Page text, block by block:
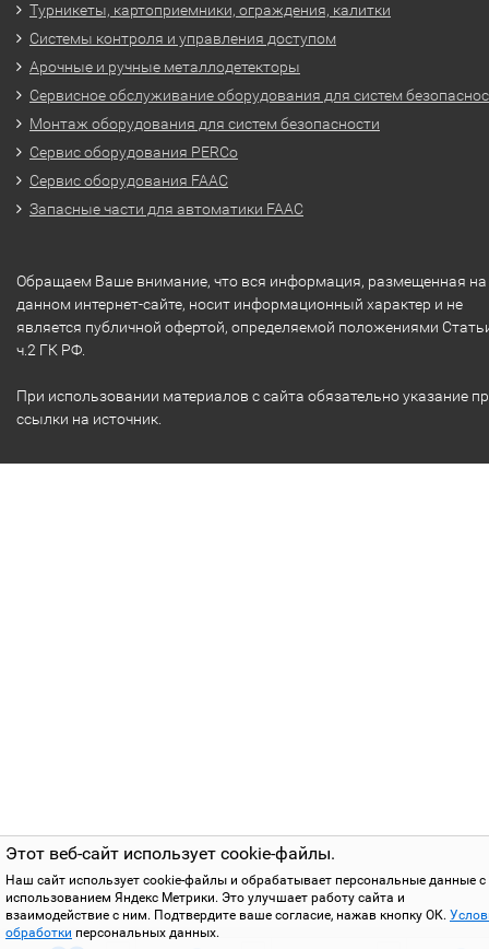
Этот веб-сайт использует cookie-файлы.
Наш сайт использует cookie-файлы и обрабатывает персональные данные с
использованием Яндекс Метрики. Это улучшает работу сайта и
взаимодействие с ним. Подтвердите ваше согласие, нажав кнопку ОК.
обработки персональных данных.
Турникеты, картоприемники, ограждения, калитки
Системы контроля и управления доступом
Арочные и ручные металлодетекторы
Сервисное обслуживание оборудования для систем
Монтаж оборудования для систем безопасности
Сервис оборудования PERCo
Сервис оборудования FAAC
Запасные части для автоматики FAAC
Обращаем Ваше внимание, что вся информация, размещенная на
данном интернет-сайте, носит информационный характер и не
является публичной офертой, определяемой положениями
ч.2 ГК РФ.
При использовании материалов с сайта обязательно указание
ссылки на источник.